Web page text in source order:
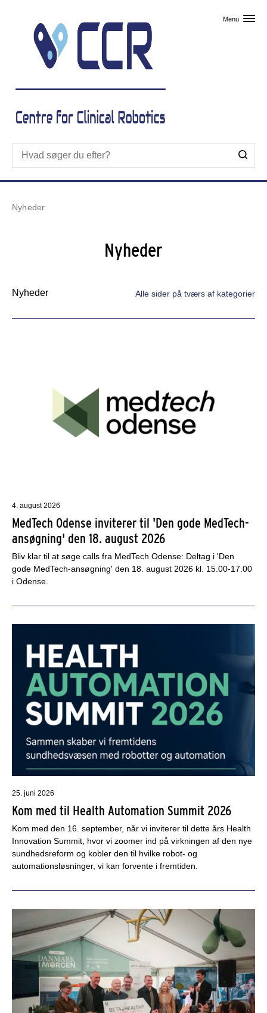
Menu
Nyheder
Nyheder
Nyheder Alle sider på tværs af kategorier
4. august 2026
MedTech Odense inviterer til 'Den gode MedTech-
ansøgning' den 18. august 2026
Bliv klar til at søge calls fra MedTech Odense: Deltag i 'Den
gode MedTech-ansøgning' den 18. august 2026 kl. 15.00-17.00
i Odense.
25. juni 2026
Kom med til Health Automation Summit 2026
Kom med den 16. september, når vi inviterer til dette års Health
Innovation Summit, hvor vi zoomer ind på virkningen af den nye
sundhedsreform og kobler den til hvilke robot- og
automationsløsninger, vi kan forvente i fremtiden.